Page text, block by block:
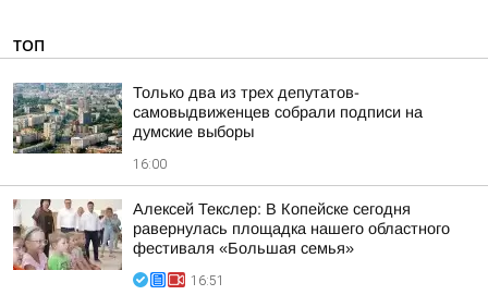
ТОП
Только два из трех депутатов-
самовыдвиженцев собрали подписи на
думские выборы
16:00
Алексей Текслер: В Копейске сегодня
равернулась площадка нашего областного
фестиваля «Большая семья»
16:51